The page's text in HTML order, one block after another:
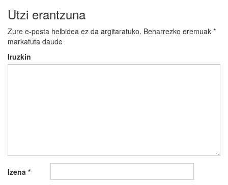
Utzi erantzuna
Zure e-posta helbidea ez da argitaratuko. Beharrezko eremuak *
markatuta daude
Iruzkin
Izena *